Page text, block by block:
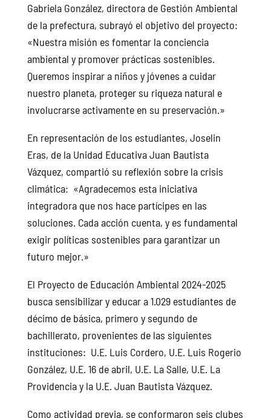
Gabriela González, directora de Gestión Ambiental
de la prefectura, subrayó el objetivo del proyecto:
«Nuestra misión es fomentar la conciencia
ambiental y promover prácticas sostenibles.
Queremos inspirar a niños y jóvenes a cuidar
nuestro planeta, proteger su riqueza natural e
involucrarse activamente en su preservación.»
En representación de los estudiantes, Joselin
Eras, de la Unidad Educativa Juan Bautista
Vázquez, compartió su reflexión sobre la crisis
climática: «Agradecemos esta iniciativa
integradora que nos hace partícipes en las
soluciones. Cada acción cuenta, y es fundamental
exigir políticas sostenibles para garantizar un
futuro mejor.»
El Proyecto de Educación Ambiental 2024-2025
busca sensibilizar y educar a 1.029 estudiantes de
décimo de básica, primero y segundo de
bachillerato, provenientes de las siguientes
instituciones: U.E. Luis Cordero, U.E. Luis Rogerio
González, U.E. 16 de abril, U.E. La Salle, U.E. La
Providencia y la U.E. Juan Bautista Vázquez.
Como actividad previa, se conformaron seis clubes